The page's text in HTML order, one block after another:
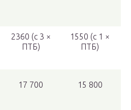
2360 (с 3 ×
ПТБ)
1550 (с 1 ×
ПТБ)
17 700 15 800